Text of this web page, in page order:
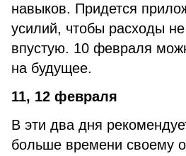
навыков. Придется
усилий, чтобы расходы
впустую. 10 февраля
на будущее.
11, 12 февраля
В эти два дня
больше времени своему